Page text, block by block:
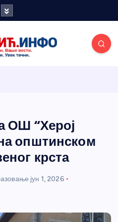
портал
ОШ “Херој
општинском
крста
јун 1, 2026